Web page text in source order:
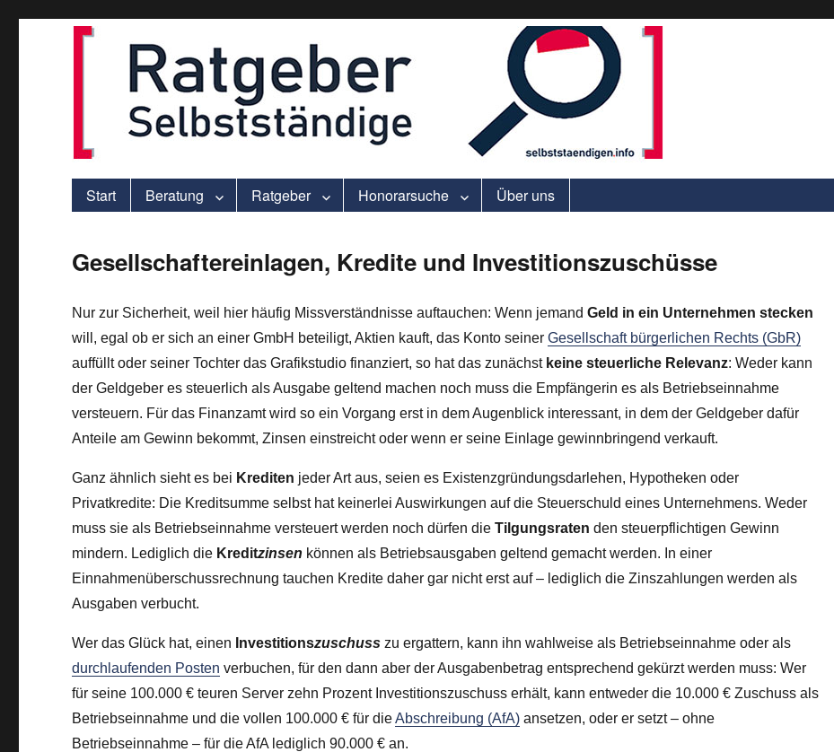
selbststaendigen.info
ver.di-Beratung für Solo-Selbstständige – praxisnah und individuell.
Start Beratung Ratgeber Honorarsuche Über uns
Gesellschaftereinlagen, Kredite und Investitionszuschüsse
Nur zur Sicherheit, weil hier häufig Missverständnisse auftauchen: Wenn jemandGeld in ein Unternehmen stecken
will, egal ob er sich an einer GmbH beteiligt, Aktien kauft, das Konto seinerGesellschaft bürgerlichen Rechts (GbR)
auffüllt oder seiner Tochter das Grafikstudio finanziert, so hat das zunächst keine steuerliche Relevanz: Weder kann
der Geldgeber es steuerlich als Ausgabe geltend machen noch muss die Empfängerin es als Betriebseinnahme
versteuern. Für das Finanzamt wird so ein Vorgang erst in dem Augenblick interessant, in dem der Geldgeber dafür
Anteile am Gewinn bekommt, Zinsen einstreicht oder wenn er seine Einlage gewinnbringend verkauft.
Ganz ähnlich sieht es bei Krediten jeder Art aus, seien es Existenzgründungsdarlehen, Hypotheken oder
Privatkredite: Die Kreditsumme selbst hat keinerlei Auswirkungen auf die Steuerschuld eines Unternehmens. Weder
muss sie als Betriebseinnahme versteuert werden noch dürfen dieTilgungsraten den steuerpflichtigen Gewinn
mindern. Lediglich die Kreditzinsen können als Betriebsausgaben geltend gemacht werden. In einer
Einnahmenüberschussrechnung tauchen Kredite daher gar nicht erst auf – lediglich die Zinszahlungen werden als
Ausgaben verbucht.
Wer das Glück hat, einen Investitionszuschuss zu ergattern, kann ihn wahlweise als Betriebseinnahme oder als
durchlaufenden Posten verbuchen, für den dann aber der Ausgabenbetrag entsprechend gekürzt werden muss: Wer
für seine 100.000 € teuren Server zehn Prozent Investitionszuschuss erhält, kann entweder die 10.000 € Zuschuss als
Betriebseinnahme und die vollen 100.000 € für dieAbschreibung (AfA) ansetzen, oder er setzt – ohne
Betriebseinnahme – für die AfA lediglich 90.000 € an.